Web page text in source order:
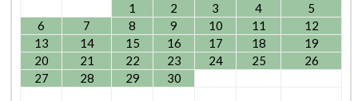
1
2 3 4
5
6
7 8 9 10 11
12
13
14 15 16 17 18
19
20
21 22 23 24 25
26
27
28 29 30